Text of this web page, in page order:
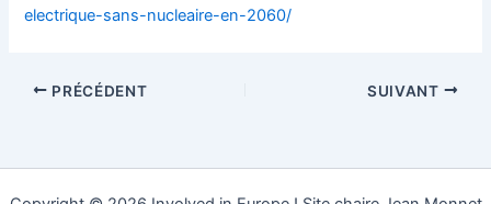
electrique-sans-nucleaire-en-2060/
PRÉCÉDENT SUIVANT